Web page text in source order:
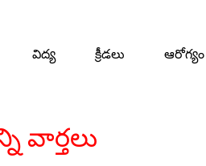
విద్య క్రీడలు ఆరోగ్యం
వార్తలు